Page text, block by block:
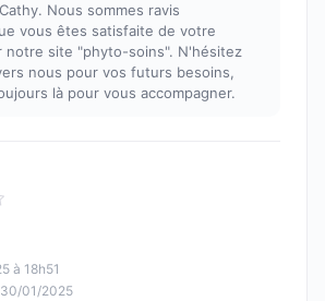
Nous sommes ravis
vous êtes satisfaite de votre
notre site "phyto-soins". N'hésitez
nous pour vos futurs besoins,
là pour vous accompagner.
5
à 18h51
01/2025